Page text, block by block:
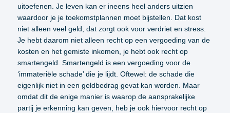
uitoefenen. Je leven kan er ineens heel anders uitzien
waardoor je je toekomstplannen moet bijstellen. Dat kost
niet alleen veel geld, dat zorgt ook voor verdriet en stress.
Je hebt daarom niet alleen recht op een vergoeding van de
kosten en het gemiste inkomen, je hebt ook recht op
smartengeld. Smartengeld is een vergoeding voor de
‘immateriële schade’ die je lijdt. Oftewel: de schade die
eigenlijk niet in een geldbedrag gevat kan worden. Maar
omdat dit de enige manier is waarop de aansprakelijke
partij je erkenning kan geven, heb je ook hiervoor recht op